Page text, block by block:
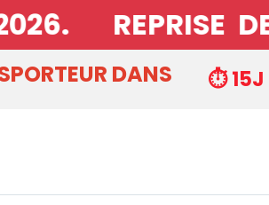
REPRISE DES
DANS ⏱️ 15J